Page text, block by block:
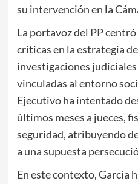
su intervención en la
La portavoz del PP
críticas en la estrategia
investigaciones
vinculadas al entorno
Ejecutivo ha intentado
últimos meses a jueces,
seguridad, atribuyendo
a una supuesta
En este contexto, García